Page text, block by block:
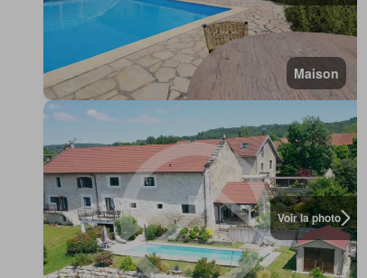
Maison
Voir la photo